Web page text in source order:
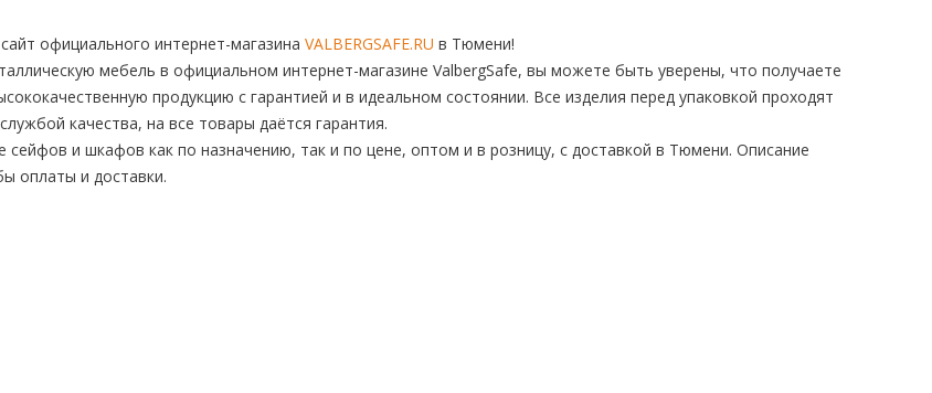
официального интернет-магазина VALBERGSAFE.RU в Тюмени!
мебель в официальном интернет-магазине ValbergSafe, вы можете быть уверены, что получаете
продукцию с гарантией и в идеальном состоянии. Все изделия перед упаковкой проходят
качества, на все товары даётся гарантия.
сейфов и шкафов как по назначению, так и по цене, оптом и в розницу, с доставкой в Тюмени. Описание
оплаты и доставки.